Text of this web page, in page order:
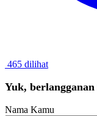
465 dilihat
Yuk,
Nama Kamu